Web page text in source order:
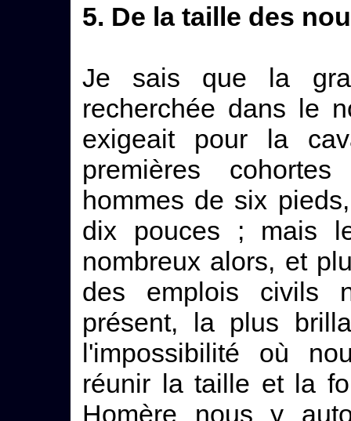
5. De la taille des
Je sais que la
recherchée dans le
exigeait pour la
premières
hommes de six
dix pouces ; mais
nombreux alors, et
des emplois civils
présent, la plus
l'impossibilité où
réunir la taille et la
Homère nous y